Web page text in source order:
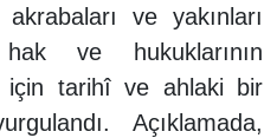
ve yakınları
ve hukuklarının
için tarihî ve ahlaki bir
Açıklamada,